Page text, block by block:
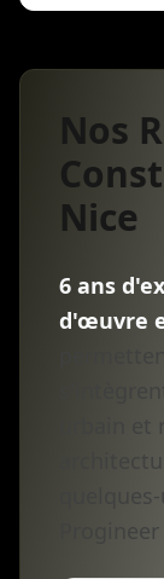
Nos
Nice
6 ans
d'œuvre
urbain